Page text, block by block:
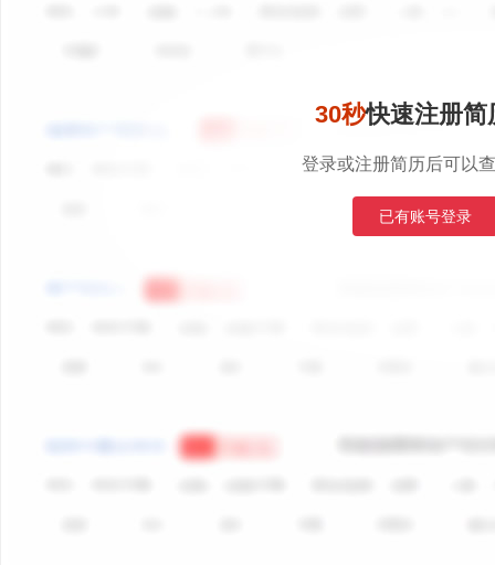
30秒快速注册简
登录或注册简历后可以
已有账号登录